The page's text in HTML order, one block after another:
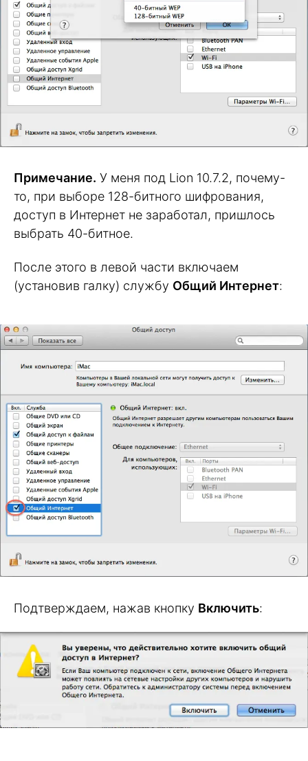
Примечание. У меня под Lion 10.7.2, почему-
то, при выборе 128-битного шифрования,
доступ в Интернет не заработал, пришлось
выбрать 40-битное.
После этого в левой части включаем
(установив галку) службу Общий Интернет:
Подтверждаем, нажав кнопку Включить: